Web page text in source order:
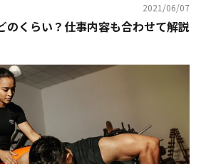
2021/06/07
のくらい？仕事内容も合わせて解説